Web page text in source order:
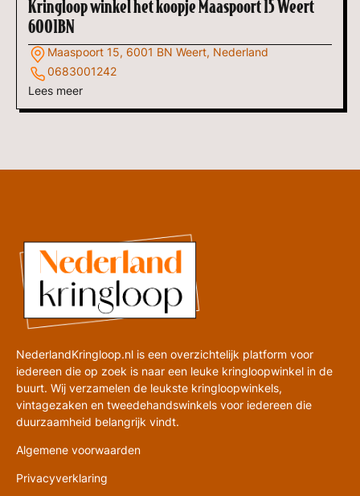
Kringloop winkel het koopje Maaspoort 15 Weert
6001BN
Maaspoort 15, 6001 BN Weert, Nederland
0683001242
Lees meer
NederlandKringloop.nl is een overzichtelijk platform voor
iedereen die op zoek is naar een leuke kringloopwinkel in de
buurt. Wij verzamelen de leukste kringloopwinkels,
vintagezaken en tweedehandswinkels voor iedereen die
duurzaamheid belangrijk vindt.
Algemene voorwaarden
Privacyverklaring